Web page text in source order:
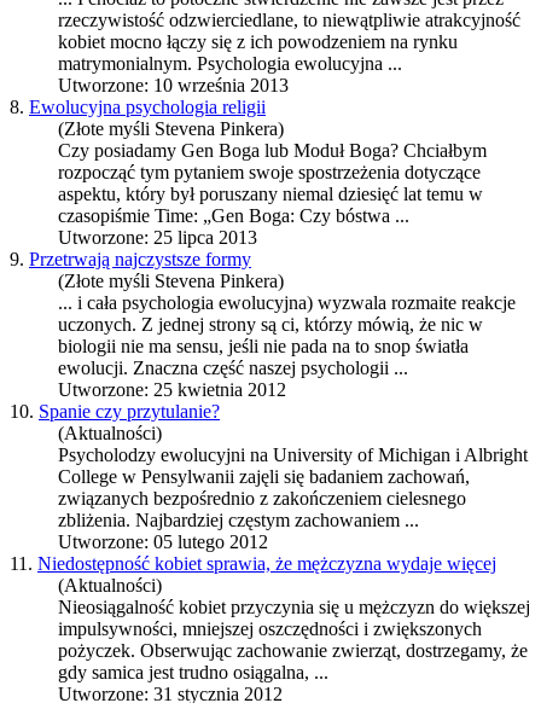
rzeczywistość odzwierciedlane, to niewątpliwie atrakcyjność
kobiet mocno łączy się z ich powodzeniem na rynku
matrymonialnym. Psychologia ewolucyjna ...
Utworzone: 10 września 2013
8. Ewolucyjna psychologia religii
(Złote myśli Stevena Pinkera)
Czy posiadamy Gen Boga lub Moduł Boga? Chciałbym
rozpocząć tym pytaniem swoje spostrzeżenia dotyczące
aspektu, który był poruszany niemal dziesięć lat temu w
czasopiśmie Time: „Gen Boga: Czy bóstwa ...
Utworzone: 25 lipca 2013
9. Przetrwają najczystsze formy
(Złote myśli Stevena Pinkera)
... i cała psychologia ewolucyjna) wyzwala rozmaite reakcje
uczonych. Z jednej strony są ci, którzy mówią, że nic w
biologii nie ma sensu, jeśli nie pada na to snop światła
ewolucji. Znaczna część naszej psychologii ...
Utworzone: 25 kwietnia 2012
10. Spanie czy przytulanie?
(Aktualności)
Psycholodzy ewolucyjni na University of Michigan i Albright
College w Pensylwanii zajęli się badaniem zachowań,
związanych bezpośrednio z zakończeniem cielesnego
zbliżenia. Najbardziej częstym zachowaniem ...
Utworzone: 05 lutego 2012
11. Niedostępność kobiet sprawia, że mężczyzna wydaje więcej
(Aktualności)
Nieosiągalność kobiet przyczynia się u mężczyzn do większej
impulsywności, mniejszej oszczędności i zwiększonych
pożyczek. Obserwując zachowanie zwierząt, dostrzegamy, że
gdy samica jest trudno osiągalna, ...
Utworzone: 31 stycznia 2012